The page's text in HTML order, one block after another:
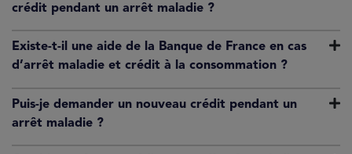
crédit pendant un arrêt maladie ?
Existe-t-il une aide de la Banque de France en cas
d’arrêt maladie et crédit à la consommation ?
Puis-je demander un nouveau crédit pendant un
arrêt maladie ?